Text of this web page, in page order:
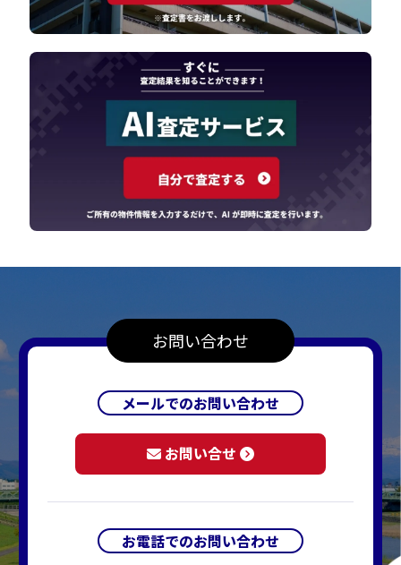
お問い合わせ
メールでのお問い合わせ
お問い合せ
お電話でのお問い合わせ